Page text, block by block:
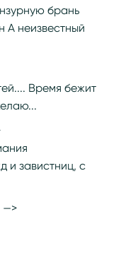
брань
А неизвестный
Время бежит
и завистниц, с